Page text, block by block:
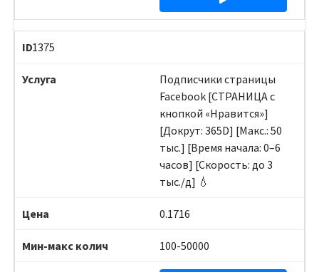
1375
Подписчики страницы
Facebook [СТРАНИЦА с
кнопкой «Нравится»]
[Докрут: 365D] [Макс.: 50
тыс.] [Время начала: 0–6
часов] [Скорость: до 3
тыс./д] 💧
0.1716
100-50000